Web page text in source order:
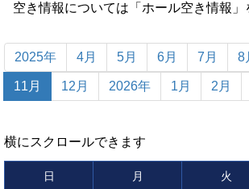
空き情報については「ホール空き情報」
2025年 4月 5月 6月 7月 8
11月 12月 2026年 1月 2月
横にスクロールできます
日 月 火